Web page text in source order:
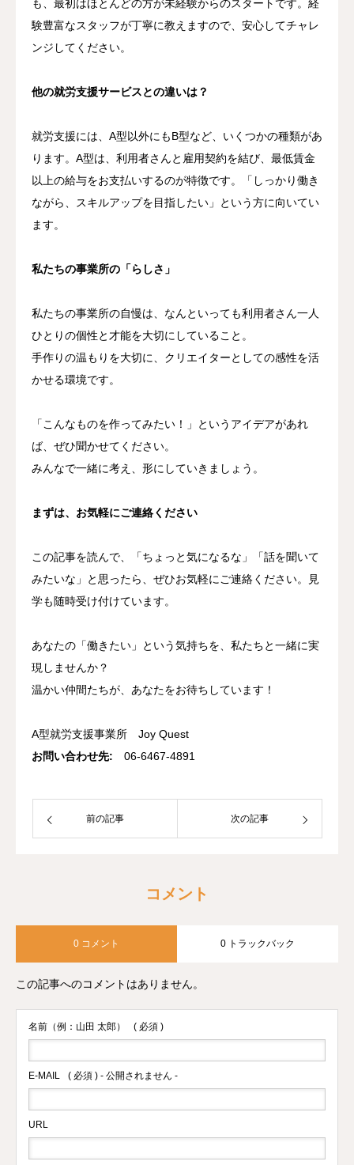
も、最初はほとんどの方が未経験からのスタートです。経
験豊富なスタッフが丁寧に教えますので、安心してチャレ
ンジしてください。
他の就労支援サービスとの違いは？
就労支援には、A型以外にもB型など、いくつかの種類があ
ります。A型は、利用者さんと雇用契約を結び、最低賃金
以上の給与をお支払いするのが特徴です。「しっかり働き
ながら、スキルアップを目指したい」という方に向いてい
ます。
私たちの事業所の「らしさ」
私たちの事業所の自慢は、なんといっても利用者さん一人
ひとりの個性と才能を大切にしていること。
手作りの温もりを大切に、クリエイターとしての感性を活
かせる環境です。
「こんなものを作ってみたい！」というアイデアがあれ
ば、ぜひ聞かせてください。
みんなで一緒に考え、形にしていきましょう。
まずは、お気軽にご連絡ください
この記事を読んで、「ちょっと気になるな」「話を聞いて
みたいな」と思ったら、ぜひお気軽にご連絡ください。見
学も随時受け付けています。
あなたの「働きたい」という気持ちを、私たちと一緒に実
現しませんか？
温かい仲間たちが、あなたをお待ちしています！
A型就労支援事業所 Joy Quest
お問い合わせ先: 06-6467-4891
前の記事 次の記事
コメント
0 コメント 0 トラックバック
この記事へのコメントはありません。
名前（例：山田 太郎） ( 必須 )
E-MAIL ( 必須 ) - 公開されません -
URL